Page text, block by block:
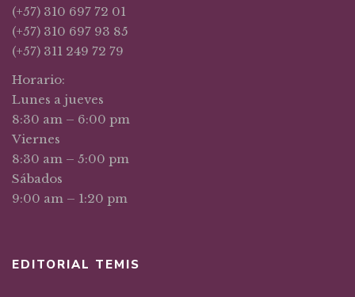
(+57) 310 697 72 01
(+57) 310 697 93 85
(+57) 311 249 72 79
Horario:
Lunes a jueves
8:30 am – 6:00 pm
Viernes
8:30 am – 5:00 pm
Sábados
9:00 am – 1:20 pm
EDITORIAL TEMIS